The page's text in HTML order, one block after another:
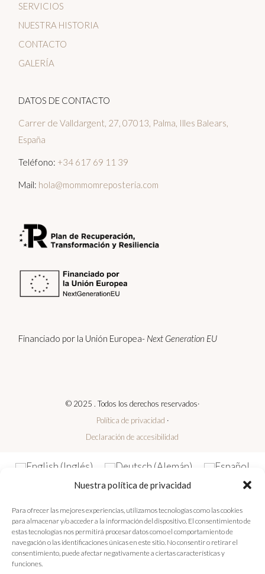
Nuestra política de privacidad
Para ofrecer las mejores experiencias, utilizamos tecnologías como las cookies
para almacenar y/o acceder a la información del dispositivo. El consentimiento de
estas tecnologías nos permitirá procesar datos como el comportamiento de
navegación o las identificaciones únicas en este sitio. No consentir o retirar el
consentimiento, puede afectar negativamente a ciertas características y
funciones.
SERVICIOS
NUESTRA HISTORIA
CONTACTO
GALERÍA
DATOS DE CONTACTO
Carrer de Valldargent, 27, 07013, Palma, Illes Balears,
España
Teléfono: +34 617 69 11 39
Mail: hola@mommomreposteria.com
Financiado por la Unión Europea- Next Generation EU
© 2025 . Todos los derechos reservados·
Política de privacidad ·
Declaración de accesibilidad
English (Inglés) Deutsch (Alemán) Español